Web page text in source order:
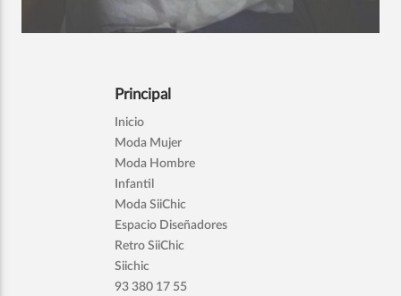
Principal
Inicio
Moda Mujer
Moda Hombre
Infantil
Moda SiiChic
Espacio Diseñadores
Retro SiiChic
Siichic
93 380 17 55